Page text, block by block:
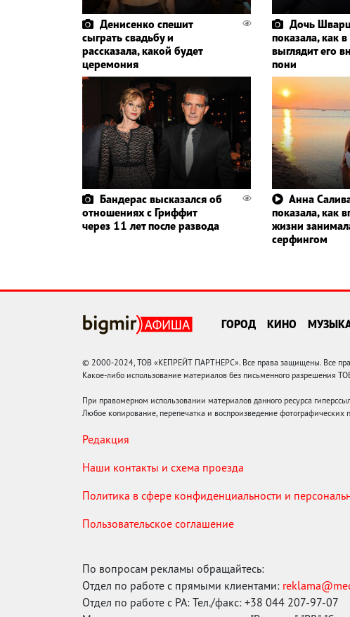
Денисенко спешит
сыграть свадьбу и
рассказала, какой будет
церемония
Дочь
показала, как
выглядит его
пони
Бандерас высказался об
отношениях с Гриффит
через 11 лет после развода
Анна
показала, как
жизни
серфингом
ГОРОД КИНО
© 2000-2024, ТОВ «КЕПРЕЙТ ПАРТНЕРС». Все права защищены. Все
Какое-либо использование материалов без письменного разрешения
При правомерном использовании материалов данного ресурса
Любое копирование, перепечатка и воспроизведение
Редакция
Наши контакты и схема проезда
Политика в сфере конфиденциальности и
Пользовательское соглашение
По вопросам рекламы обращайтесь:
Отдел по работе с прямыми клиентами:
Отдел по работе с РА: Тел./факс: +38 044 207-97-07